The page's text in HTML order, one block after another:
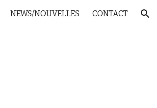
NEWS/NOUVELLES CONTACT